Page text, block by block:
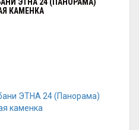
КАМЕНКА